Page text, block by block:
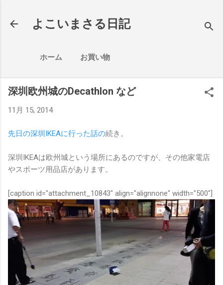
よこいまさる日記
ホーム お買い物
深圳欧州城のDecathlon など
11月 15, 2014
先日の深圳IKEAに行った話の続き。
深圳IKEAは欧州城という場所にあるのですが、その他家電店
やスポーツ用品店があります。
[caption id="attachment_10843" align="alignnone" width="500"]